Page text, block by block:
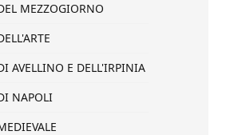
MEZZOGIORNO
AVELLINO E DELL'IRPINIA
NAPOLI